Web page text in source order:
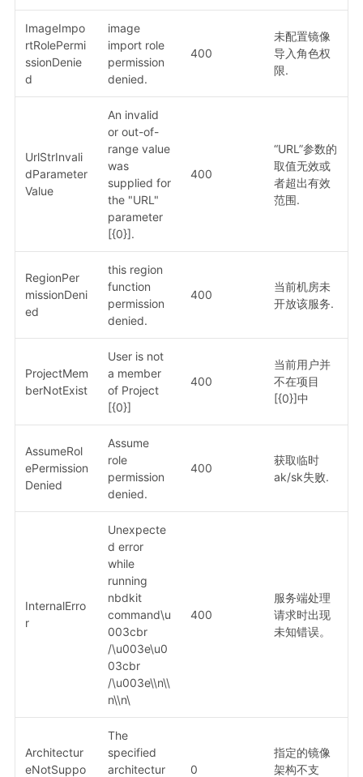
ImageImpo
rtRolePermi
ssionDenie
d
image
import role
permission
denied.
400
未配置镜像
导入角色权
限.
UrlStrInvali
dParameter
Value
An invalid
or out-of-
range value
was
supplied for
the "URL"
parameter
[{0}].
400
“URL”参数的
取值无效或
者超出有效
范围.
RegionPer
missionDeni
ed
this region
function
permission
denied.
400
当前机房未
开放该服务.
ProjectMem
berNotExist
User is not
a member
of Project
[{0}]
400
当前用户并
不在项目
[{0}]中
AssumeRol
ePermission
Denied
Assume
role
permission
denied.
400
获取临时
ak/sk失败.
InternalErro
r
Unexpecte
d error
while
running
nbdkit
command\u
003cbr
/\u003e\u0
03cbr
/\u003e\\n\\
n\\n\
400
服务端处理
请求时出现
未知错误。
Architectur
eNotSuppo
The
specified
architectur
0
指定的镜像
架构不支